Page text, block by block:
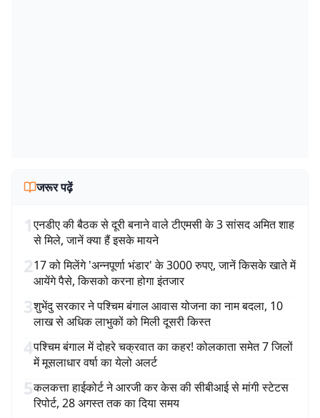
जरूर पढ़ें
1एनडीए की बैठक से दूरी बनाने वाले टीएमसी के 3 सांसद अमित शाह
से मिले, जानें क्या हैं इसके मायने
217 को मिलेंगे 'अन्नपूर्णा भंडार' के 3000 रुपए, जानें किसके खाते में
आयेंगे पैसे, किसको करना होगा इंतजार
3शुभेंदु सरकार ने पश्चिम बंगाल आवास योजना का नाम बदला, 10
लाख से अधिक लाभुकों को मिली दूसरी किस्त
4पश्चिम बंगाल में दोहरे चक्रवात का कहर! कोलकाता समेत 7 जिलों
में मूसलाधार वर्षा का येलो अलर्ट
5कलकत्ता हाईकोर्ट ने आरजी कर केस की सीबीआई से मांगी स्टेटस
रिपोर्ट, 28 अगस्त तक का दिया समय